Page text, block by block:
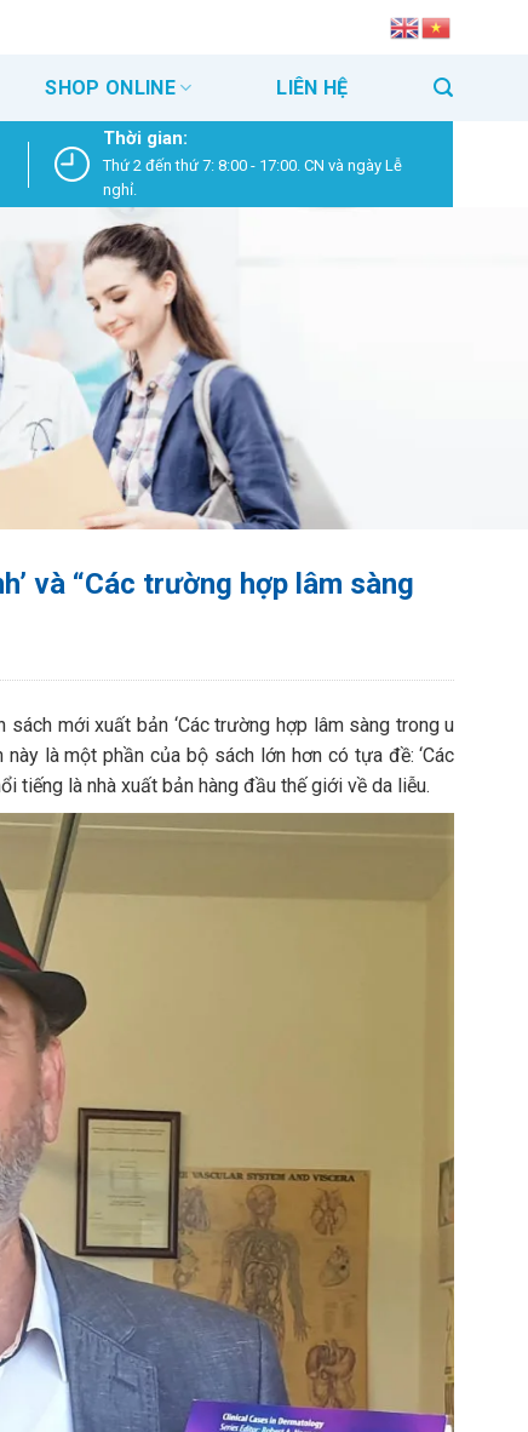
SHOP ONLINE LIÊN HỆ
Thời gian:
Thứ 2 đến thứ 7: 8:00 - 17:00. CN và ngày Lễ
nghỉ.
và “Các trường hợp lâm sàng
mới xuất bản ‘Các trường hợp lâm sàng trong u
là một phần của bộ sách lớn hơn có tựa đề: ‘Các
tiếng là nhà xuất bản hàng đầu thế giới về da liễu.